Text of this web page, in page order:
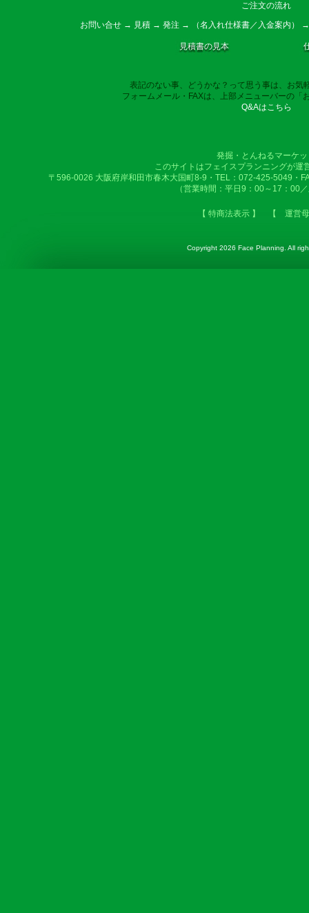
ご注文の流れ
お問い合せ → 見積 → 発注 → （名入れ仕様書／入金案内）
見積書の見本
表記のない事、どうかな？って思う事は、お気
フォームメール・FAXは、上部メニューバーの「
Q&Aはこちら
発掘・とんねるマーケ
このサイトはフェイスプランニングが運
〒596-0026 大阪府岸和田市春木大国町8-9・TEL：072-425-5049・
（営業時間：平日9：00～17：00
【 特商法表示 】 【 運営
Copyright 2026 Face Planning. All